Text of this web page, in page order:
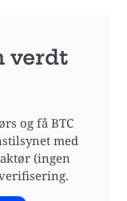
verdt
og få BTC
med
(ingen